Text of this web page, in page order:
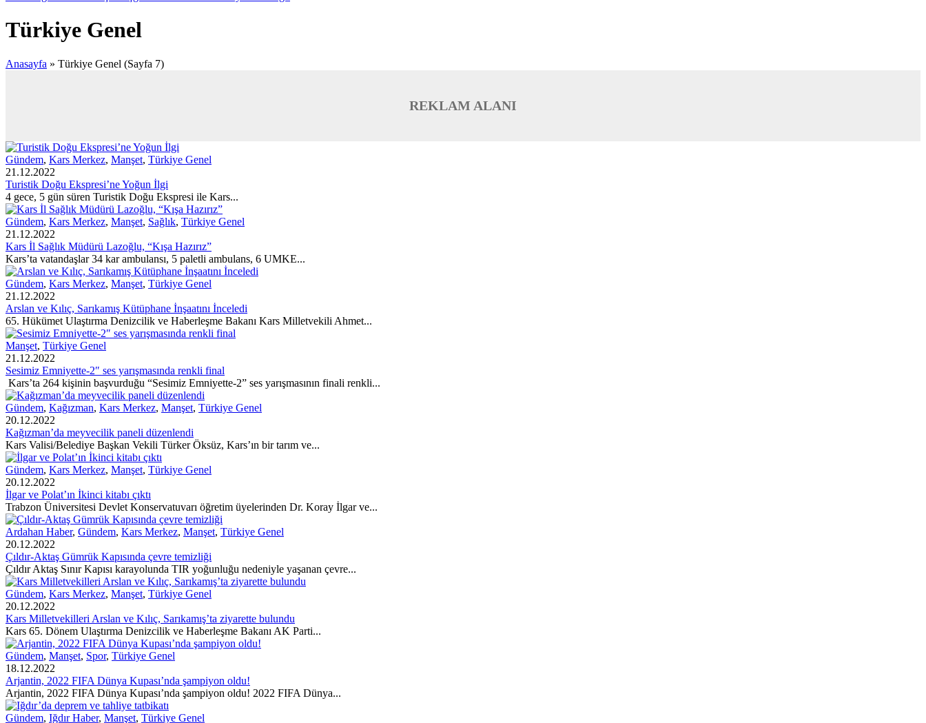
Türkiye Genel
Anasayfa » Türkiye Genel (Sayfa 7)
REKLAM ALANI
Gündem, Kars Merkez, Manşet, Türkiye Genel
21.12.2022
Turistik Doğu Ekspresi’ne Yoğun İlgi
4 gece, 5 gün süren Turistik Doğu Ekspresi ile Kars...
Gündem, Kars Merkez, Manşet, Sağlık, Türkiye Genel
21.12.2022
Kars İl Sağlık Müdürü Lazoğlu, “Kışa Hazırız”
Kars’ta vatandaşlar 34 kar ambulansı, 5 paletli ambulans, 6 UMKE...
Gündem, Kars Merkez, Manşet, Türkiye Genel
21.12.2022
Arslan ve Kılıç, Sarıkamış Kütüphane İnşaatını İnceledi
65. Hükümet Ulaştırma Denizcilik ve Haberleşme Bakanı Kars Milletvekili Ahmet...
Manşet, Türkiye Genel
21.12.2022
Sesimiz Emniyette-2″ ses yarışmasında renkli final
Kars’ta 264 kişinin başvurduğu “Sesimiz Emniyette-2” ses yarışmasının finali renkli...
Gündem, Kağızman, Kars Merkez, Manşet, Türkiye Genel
20.12.2022
Kağızman’da meyvecilik paneli düzenlendi
Kars Valisi/Belediye Başkan Vekili Türker Öksüz, Kars’ın bir tarım ve...
Gündem, Kars Merkez, Manşet, Türkiye Genel
20.12.2022
İlgar ve Polat’ın İkinci kitabı çıktı
Trabzon Üniversitesi Devlet Konservatuvarı öğretim üyelerinden Dr. Koray İlgar ve...
Ardahan Haber, Gündem, Kars Merkez, Manşet, Türkiye Genel
20.12.2022
Çıldır-Aktaş Gümrük Kapısında çevre temizliği
Çıldır Aktaş Sınır Kapısı karayolunda TIR yoğunluğu nedeniyle yaşanan çevre...
Gündem, Kars Merkez, Manşet, Türkiye Genel
20.12.2022
Kars Milletvekilleri Arslan ve Kılıç, Sarıkamış’ta ziyarette bulundu
Kars 65. Dönem Ulaştırma Denizcilik ve Haberleşme Bakanı AK Parti...
Gündem, Manşet, Spor, Türkiye Genel
18.12.2022
Arjantin, 2022 FIFA Dünya Kupası’nda şampiyon oldu!
Arjantin, 2022 FIFA Dünya Kupası’nda şampiyon oldu! 2022 FIFA Dünya...
Gündem, Iğdır Haber, Manşet, Türkiye Genel